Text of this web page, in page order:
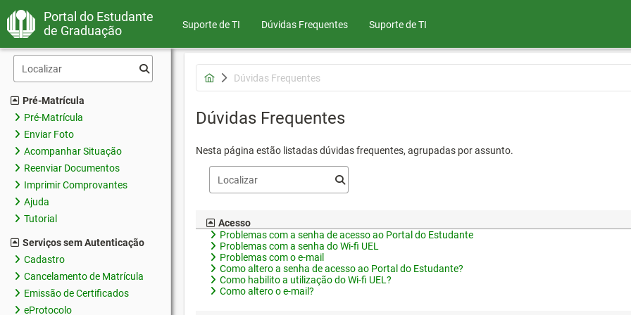
Portal do Estudante
de Graduação
Suporte de TI Dúvidas Frequentes Suporte de TI
Pré-Matrícula
Pré-Matrícula
Enviar Foto
Acompanhar Situação
Reenviar Documentos
Imprimir Comprovantes
Ajuda
Tutorial
Serviços sem Autenticação
Cadastro
Cancelamento de Matrícula
Emissão de Certificados
eProtocolo
Dúvidas Frequentes
Dúvidas Frequentes
Nesta página estão listadas dúvidas frequentes, agrupadas por assunto.
Acesso
Problemas com a senha de acesso ao Portal do Estudante
Problemas com a senha do Wi-fi UEL
Problemas com o e-mail
Como altero a senha de acesso ao Portal do Estudante?
Como habilito a utilização do Wi-fi UEL?
Como altero o e-mail?